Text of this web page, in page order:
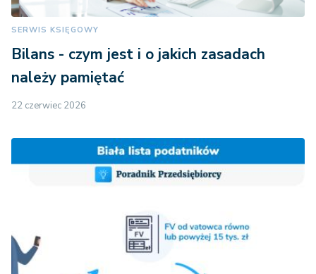
SERWIS KSIĘGOWY
Bilans - czym jest i o jakich zasadach
należy pamiętać
22 czerwiec 2026